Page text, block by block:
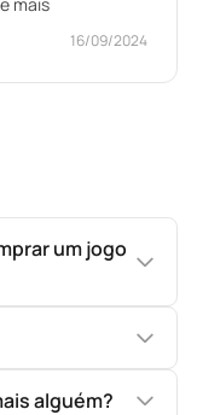
16/09/2024
um jogo
alguém?